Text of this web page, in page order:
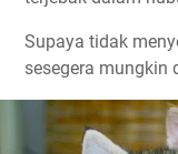
Supaya tidak
sesegera mungkin